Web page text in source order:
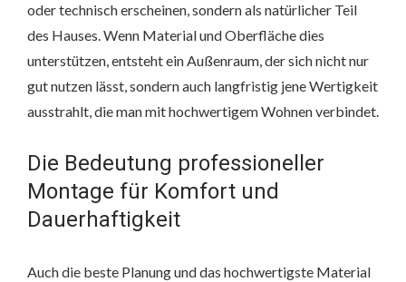
oder technisch erscheinen, sondern als natürlicher Teil
des Hauses. Wenn Material und Oberfläche dies
unterstützen, entsteht ein Außenraum, der sich nicht nur
gut nutzen lässt, sondern auch langfristig jene Wertigkeit
ausstrahlt, die man mit hochwertigem Wohnen verbindet.
Die Bedeutung professioneller
Montage für Komfort und
Dauerhaftigkeit
Auch die beste Planung und das hochwertigste Material